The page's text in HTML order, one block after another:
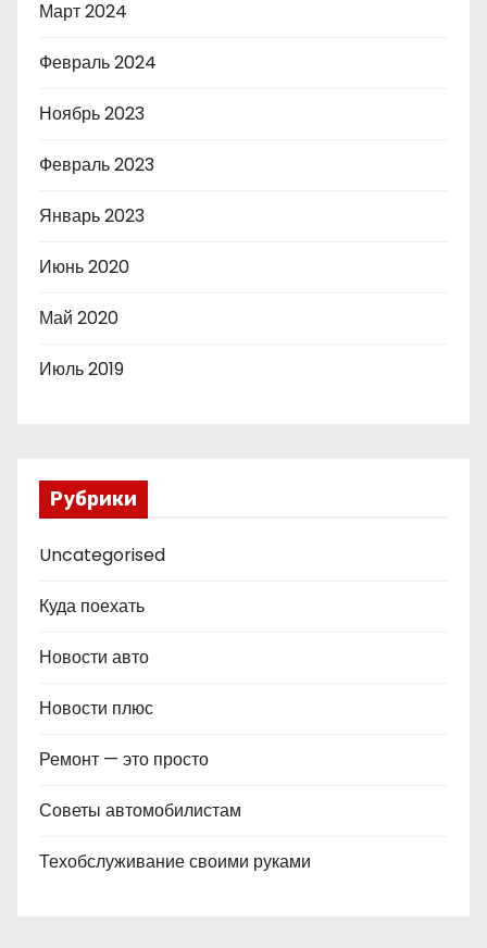
Март 2024
Февраль 2024
Ноябрь 2023
Февраль 2023
Январь 2023
Июнь 2020
Май 2020
Июль 2019
Рубрики
Uncategorised
Куда поехать
Новости авто
Новости плюс
Ремонт — это просто
Советы автомобилистам
Техобслуживание своими руками